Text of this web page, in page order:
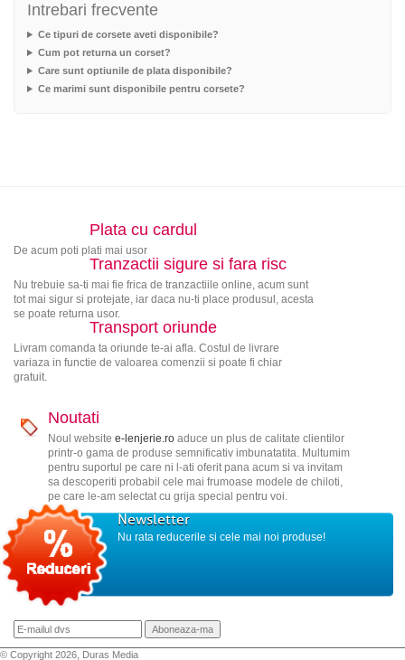
Intrebari frecvente
Ce tipuri de corsete aveti disponibile?
Cum pot returna un corset?
Care sunt optiunile de plata disponibile?
Ce marimi sunt disponibile pentru corsete?
Plata cu cardul
De acum poti plati mai usor
Tranzactii sigure si fara risc
Nu trebuie sa-ti mai fie frica de tranzactiile online, acum sunt
tot mai sigur si protejate, iar daca nu-ti place produsul, acesta
se poate returna usor.
Transport oriunde
Livram comanda ta oriunde te-ai afla. Costul de livrare
variaza in functie de valoarea comenzii si poate fi chiar
gratuit.
Noutati
Noul website e-lenjerie.roaduce un plus de calitate clientilor
printr-o gama de produse semnificativ imbunatatita. Multumim
pentru suportul pe care ni l-ati oferit pana acum si va invitam
sa descoperiti probabil cele mai frumoase modele de chiloti,
pe care le-am selectat cu grija special pentru voi.
Newsletter
Nu rata reducerile si cele mai noi produse!
© Copyright 2026, Duras Media